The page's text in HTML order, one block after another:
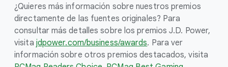
¿Quieres más información sobre nuestros premios
directamente de las fuentes originales? Para
consultar más detalles sobre los premios J.D. Power,
visita jdpower.com/business/awards. Para ver
información sobre otros premios destacados, visita